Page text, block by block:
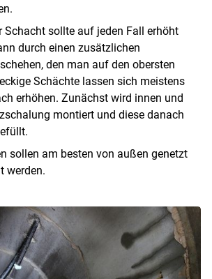
to main content
Schacht sollte auf jeden Fall erhöht
durch einen zusätzlichen
den man auf den obersten
Schächte lassen sich meistens
erhöhen. Zunächst wird innen und
montiert und diese danach
sollen am besten von außen genetzt
werden.